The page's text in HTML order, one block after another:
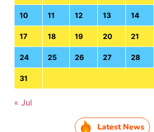
10 11 12 13 14
17 18 19 20 21
24 25 26 27 28
31
« Jul
Latest News